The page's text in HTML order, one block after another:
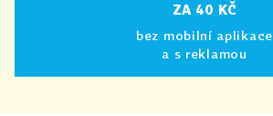
ZA 40 KČ
bez mobilní aplikace
a s reklamou